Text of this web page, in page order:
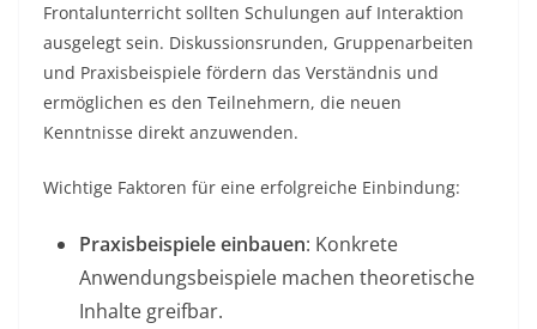
Frontalunterricht sollten Schulungen auf Interaktion
ausgelegt sein. Diskussionsrunden, Gruppenarbeiten
und Praxisbeispiele fördern das Verständnis und
ermöglichen es den Teilnehmern, die neuen
Kenntnisse direkt anzuwenden.
Wichtige Faktoren für eine erfolgreiche Einbindung:
Praxisbeispiele einbauen: Konkrete
Anwendungsbeispiele machen theoretische
Inhalte greifbar.